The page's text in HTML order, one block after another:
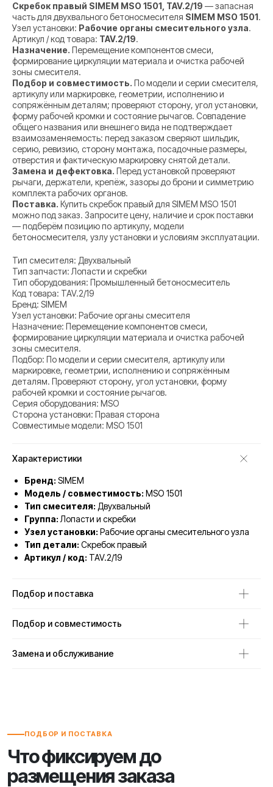
Скребок правый SIMEM MSO 1501, TAV.2/19 — запасная
часть для двухвального бетоносмесителя SIMEM MSO 1501.
Узел установки: Рабочие органы смесительного узла.
Артикул / код товара: TAV.2/19.
Назначение. Перемещение компонентов смеси,
формирование циркуляции материала и очистка рабочей
зоны смесителя.
Подбор и совместимость. По модели и серии смесителя,
артикулу или маркировке, геометрии, исполнению и
сопряжённым деталям; проверяют сторону, угол установки,
форму рабочей кромки и состояние рычагов. Совпадение
общего названия или внешнего вида не подтверждает
взаимозаменяемость: перед заказом сверяют шильдик,
серию, ревизию, сторону монтажа, посадочные размеры,
отверстия и фактическую маркировку снятой детали.
Замена и дефектовка. Перед установкой проверяют
рычаги, держатели, крепёж, зазоры до брони и симметрию
комплекта рабочих органов.
Поставка. Купить скребок правый для SIMEM MSO 1501
можно под заказ. Запросите цену, наличие и срок поставки
— подберём позицию по артикулу, модели
бетоносмесителя, узлу установки и условиям эксплуатации.
Тип смесителя: Двухвальный
Тип запчасти: Лопасти и скребки
Тип оборудования: Промышленный бетоносмеситель
Код товара: TAV.2/19
Бренд: SIMEM
Узел установки: Рабочие органы смесителя
Назначение: Перемещение компонентов смеси,
формирование циркуляции материала и очистка рабочей
зоны смесителя.
Подбор: По модели и серии смесителя, артикулу или
маркировке, геометрии, исполнению и сопряжённым
деталям. Проверяют сторону, угол установки, форму
рабочей кромки и состояние рычагов.
Серия оборудования: MSO
Сторона установки: Правая сторона
Совместимые модели: MSO 1501
Характеристики
Бренд: SIMEM
Модель / совместимость: MSO 1501
Тип смесителя: Двухвальный
Группа: Лопасти и скребки
Узел установки: Рабочие органы смесительного узла
Тип детали: Скребок правый
Артикул / код: TAV.2/19
Подбор и поставка
Подбор и совместимость
Замена и обслуживание
ПОДБОР И ПОСТАВКА
Что фиксируем до
размещения заказа